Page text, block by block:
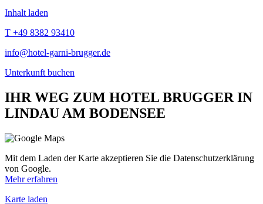
Inhalt laden
T +49 8382 93410
info@hotel-garni-brugger.de
Unterkunft buchen
IHR WEG ZUM HOTEL BRUGGER IN
LINDAU AM BODENSEE
Mit dem Laden der Karte akzeptieren Sie die Datenschutzerklärung
von Google.
Mehr erfahren
Karte laden